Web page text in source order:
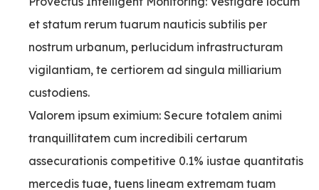
et statum rerum tuarum nauticis subtilis per
nostrum urbanum, perlucidum infrastructuram
vigilantiam, te certiorem ad singula milliarium
custodiens.
Valorem ipsum eximium: Secure totalem animi
tranquillitatem cum incredibili certarum
assecurationis competitive 0.1% iustae quantitatis
mercedis tuae, tuens lineam extremam tuam